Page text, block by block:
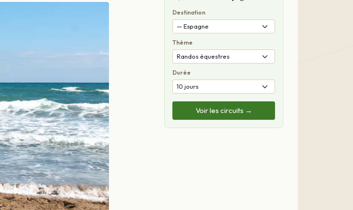
Suivant
Destination
Thème
Durée
Voir les circuits →